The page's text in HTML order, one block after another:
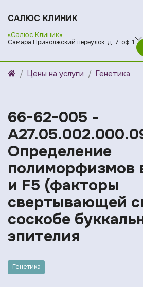
САЛЮС КЛИНИК
«Салюс Клиник»
Самара Приволжский переулок, д. 7, оф. 1
Цены на услуги Генетика
66-62-005 -
Определение
полиморфизмов
и F5 (факторы
свертывающей
соскобе
эпителия
Генетика